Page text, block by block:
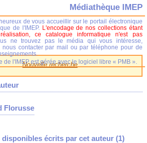
Nouvelle recherche
Florusse
disponibles écrits par cet auteur (1)
Médiathèque IMEP
de vous accueillir sur le portail électronique
de l'IMEP. L'encodage de nos collections étant
ce catalogue informatique n'est pas
ne trouvez pas le média qui vous intéresse,
nous contacter par mail ou par téléphone pour de
de l'IMEP est gérée avec le logiciel libre « PMB ».